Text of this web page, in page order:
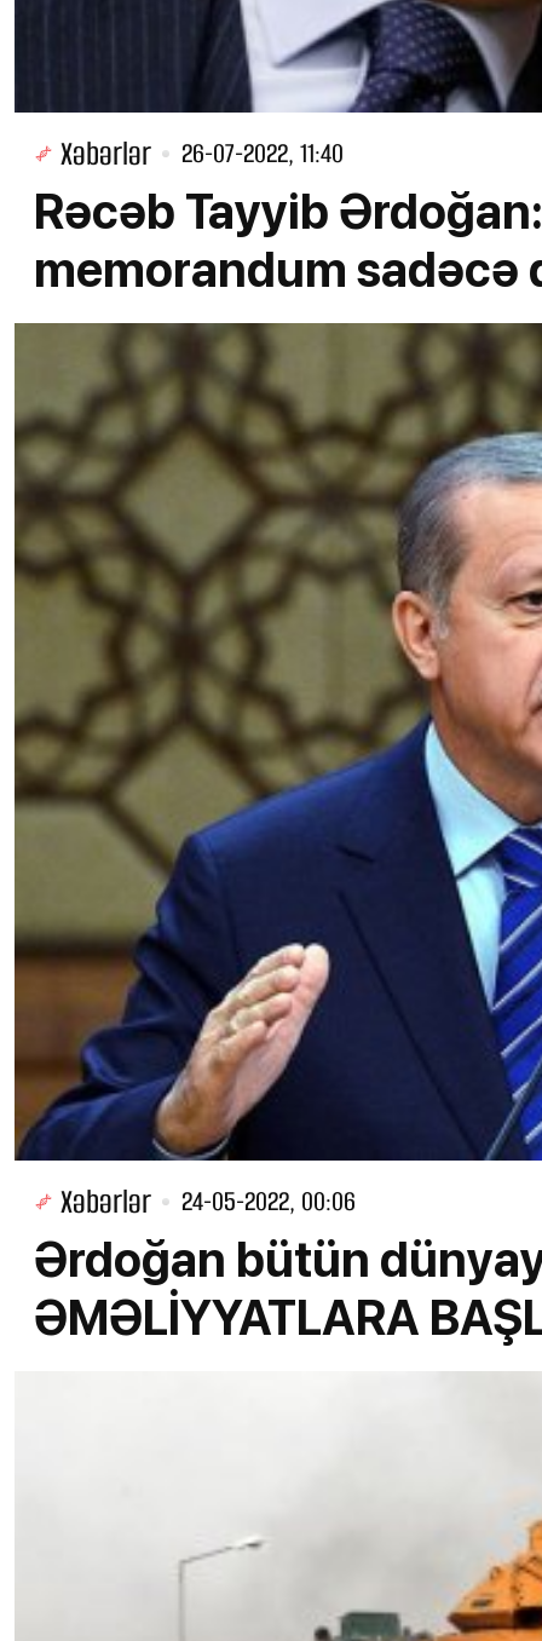
Xəbərlər 26-07-2022, 11:40
Rəcəb Tayyib
memorandum sadəcə
Xəbərlər 24-05-2022, 00:06
Ərdoğan bütün
ƏMƏLİYYATLARA